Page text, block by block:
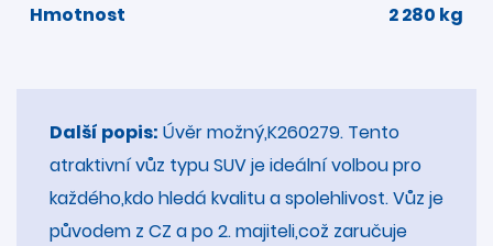
Hmotnost 2 280 kg
Další popis: Úvěr možný,K260279. Tento
atraktivní vůz typu SUV je ideální volbou pro
každého,kdo hledá kvalitu a spolehlivost. Vůz je
původem z CZ a po 2. majiteli,což zaručuje